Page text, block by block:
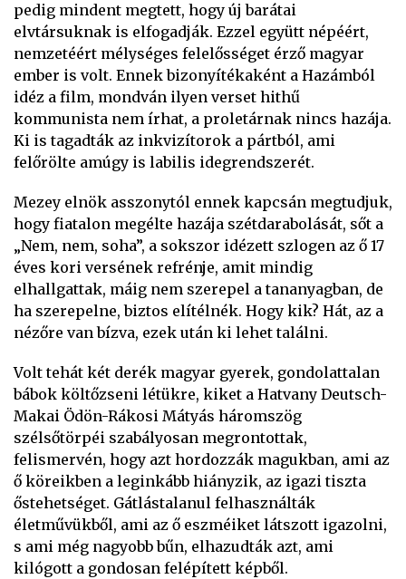
pedig mindent megtett, hogy új barátai
elvtársuknak is elfogadják. Ezzel együtt népéért,
nemzetéért mélységes felelősséget érző magyar
ember is volt. Ennek bizonyítékaként a Hazámból
idéz a film, mondván ilyen verset hithű
kommunista nem írhat, a proletárnak nincs hazája.
Ki is tagadták az inkvizítorok a pártból, ami
felőrölte amúgy is labilis idegrendszerét.
Mezey elnök asszonytól ennek kapcsán megtudjuk,
hogy fiatalon megélte hazája szétdarabolását, sőt a
„Nem, nem, soha”, a sokszor idézett szlogen az ő 17
éves kori versének refrénje, amit mindig
elhallgattak, máig nem szerepel a tananyagban, de
ha szerepelne, biztos elítélnék. Hogy kik? Hát, az a
nézőre van bízva, ezek után ki lehet találni.
Volt tehát két derék magyar gyerek, gondolattalan
bábok költőzseni létükre, kiket a Hatvany Deutsch-
Makai Ödön-Rákosi Mátyás háromszög
szélsőtörpéi szabályosan megrontottak,
felismervén, hogy azt hordozzák magukban, ami az
ő köreikben a leginkább hiányzik, az igazi tiszta
őstehetséget. Gátlástalanul felhasználták
életművükből, ami az ő eszméiket látszott igazolni,
s ami még nagyobb bűn, elhazudták azt, ami
kilógott a gondosan felépített képből.